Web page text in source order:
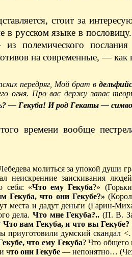
стоит за
в русском языке в
из полемического
на современные, — как
передряг, Мой брат в
Про вас держу запас
— Гекуба! И род Гекаты —
времени вообще
молиться за упокой души
неискренние заискивания людей
себя: «Что ему Гекуба?»
Гекуба, что они Гекубе?»
места и дадут деньги (Гарин-
дела. Что мне Гекуба?.. (П. В.
Что вам Гекуба, и что вы Гекубе?
приуготовили думский скандал
что ему Гекуба? Что общего
что они Гекубе — непонятно…